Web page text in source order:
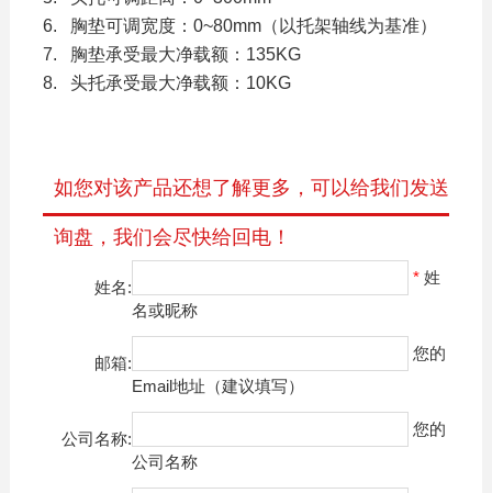
6. 胸垫可调宽度：0~80mm（以托架轴线为基准）
7. 胸垫承受最大净载额：135KG
8. 头托承受最大净载额：10KG
如您对该产品还想了解更多，可以给我们发送
询盘，我们会尽快给回电！
姓名:
* 姓
名或昵称
邮箱:
您的
Email地址（建议填写）
公司名称:
您的
公司名称